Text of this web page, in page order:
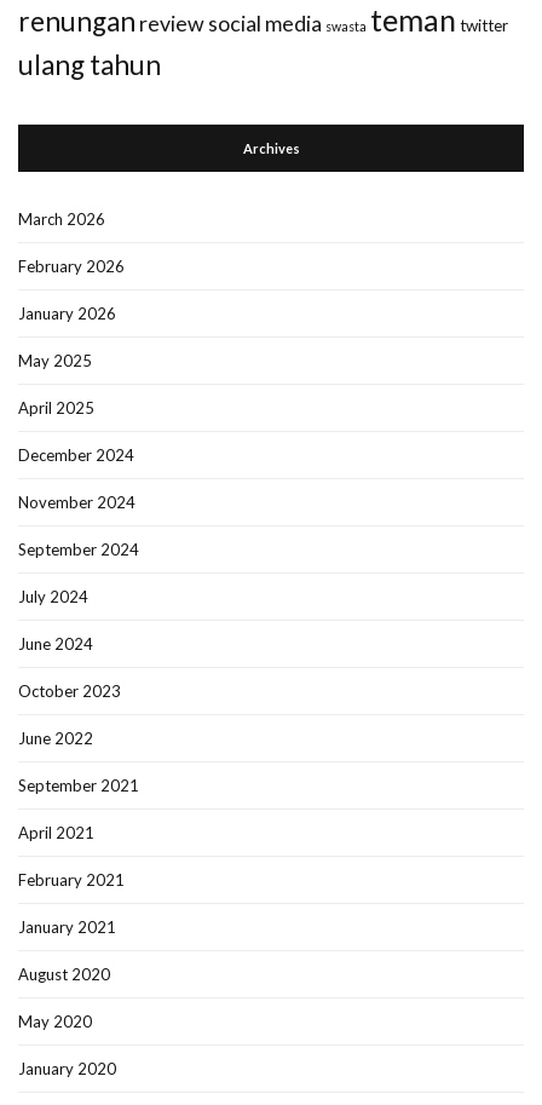
renungan reviewsocial media swasta teman twitter
ulang tahun
Archives
March 2026
February 2026
January 2026
May 2025
April 2025
December 2024
November 2024
September 2024
July 2024
June 2024
October 2023
June 2022
September 2021
April 2021
February 2021
January 2021
August 2020
May 2020
January 2020